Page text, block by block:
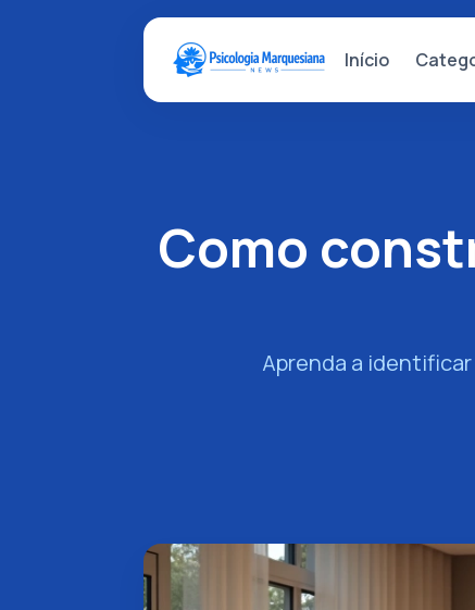
Início
Como
Aprenda a